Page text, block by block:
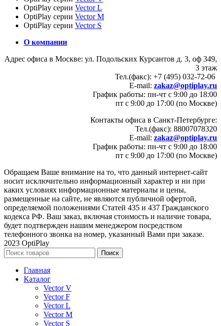
OptiPlay серии Vector L
OptiPlay серии Vector M
OptiPlay серии Vector S
О компании
Адрес офиса в Москве: ул. Подольских Курсантов д. 3, оф 349,
3 этаж
Тел.(факс): +7 (495) 032-72-06
E-mail: zakaz@optiplay.ru
График работы: пн-чт с 9:00 до 18:00
пт с 9:00 до 17:00 (по Москве)
Контакты офиса в Санкт-Петербурге:
Тел.(факс): 88007078320
E-mail: zakaz@optiplay.ru
График работы: пн-чт с 9:00 до 18:00
пт с 9:00 до 17:00 (по Москве)
Обращаем Ваше внимание на то, что данный интернет-сайт
носит исключительно информационный характер и ни при
каких условиях информационные материалы и цены,
размещенные на сайте, не являются публичной офертой,
определяемой положениями Статей 435 и 437 Гражданского
кодекса РФ. Ваш заказ, включая стоимость и наличие товара,
будет подтвержден нашим менеджером посредством
телефонного звонка на номер, указанный Вами при заказе.
2023 OptiPlay
Поиск
Главная
Каталог
Vector V
Vector F
Vector L
Vector M
Vector S